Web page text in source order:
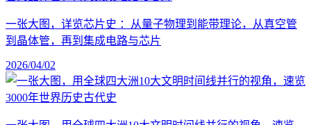
一张大图，详览芯片史 ：从量子物理到能带理论，从真空管
到晶体管，再到集成电路与芯片
2026/04/02